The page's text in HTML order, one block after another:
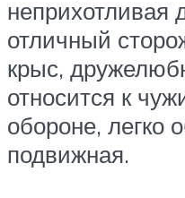
неприхотливая
отличный
крыс,
относится к
обороне, легко
подвижная.